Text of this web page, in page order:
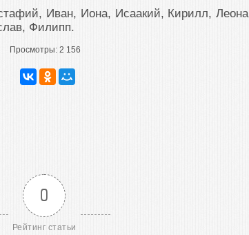
Иван, Иона, Исаакий, Кирилл,
Филипп.
Просмотры: 2 156
0
Рейтинг статьи